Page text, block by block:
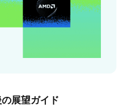
展望ガイド